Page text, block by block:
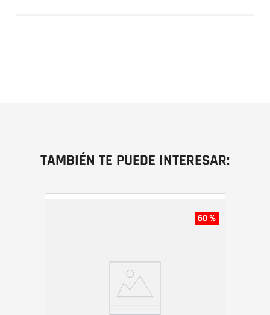
TAMBIÉN TE PUEDE INTERESAR:
60 %